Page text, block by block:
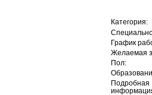
Категория:
График
Желаемая
Пол:
Подробная